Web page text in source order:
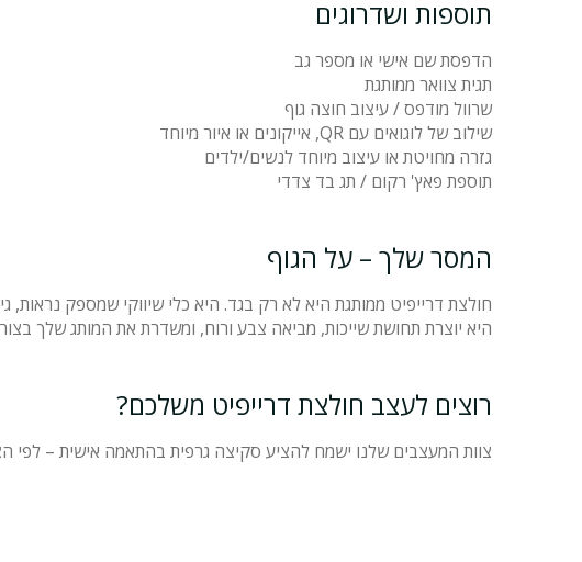
תוספות ושדרוגים
הדפסת שם אישי או מספר גב
תגית צוואר ממותגת
שרוול מודפס / עיצוב חוצה גוף
שילוב של לוגואים עם QR, אייקונים או איור מיוחד
גזרה מחויטת או עיצוב מיוחד לנשים/ילדים
תוספת פאץ' רקום / תג בד צדדי
המסר שלך – על הגוף
חולצת דרייפיט ממותגת היא לא רק בגד. היא כלי שיווקי שמספק נראות,
היא יוצרת תחושת שייכות, מביאה צבע ורוח, ומשדרת את המותג שלך
רוצים לעצב חולצת דרייפיט משלכם?
צוות המעצבים שלנו ישמח להציע סקיצה גרפית בהתאמה אישית – לפי